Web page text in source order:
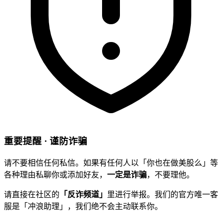
重要提醒 · 谨防诈骗
请不要相信任何私信。如果有任何人以「你也在做美股么」等
各种理由私聊你或添加好友， 一定是诈骗，不要理他。
请直接在社区的 「反诈频道」
里进行举报。我们的官方唯一客
服是「冲浪助理」，我们绝不会主动联系你。